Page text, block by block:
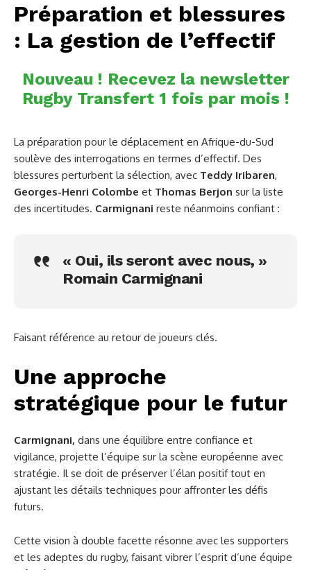
Préparation et blessures
: La gestion de l’effectif
Nouveau ! Recevez la newsletter
Rugby Transfert 1 fois par mois !
La préparation pour le déplacement en Afrique-du-Sud
soulève des interrogations en termes d’effectif. Des
blessures perturbent la sélection, avec Teddy Iribaren,
Georges-Henri Colombe et Thomas Berjon sur la liste
des incertitudes. Carmignani reste néanmoins confiant :
« Oui, ils seront avec nous, »
Romain Carmignani
Faisant référence au retour de joueurs clés.
Une approche
stratégique pour le futur
Carmignani, dans une équilibre entre confiance et
vigilance, projette l’équipe sur la scène européenne avec
stratégie. Il se doit de préserver l’élan positif tout en
ajustant les détails techniques pour affronter les défis
futurs.
Cette vision à double facette résonne avec les supporters
et les adeptes du rugby, faisant vibrer l’esprit d’une équipe